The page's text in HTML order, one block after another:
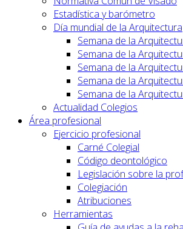
Estadística y barómetro
Día mundial de la Arquitectura
Semana de la
Semana de la
Semana de la
Semana de la
Semana de la
Actualidad Colegios
Área profesional
Ejercicio profesional
Carné Colegial
Código deontológico
Legislación sobre la
Colegiación
Atribuciones
Herramientas